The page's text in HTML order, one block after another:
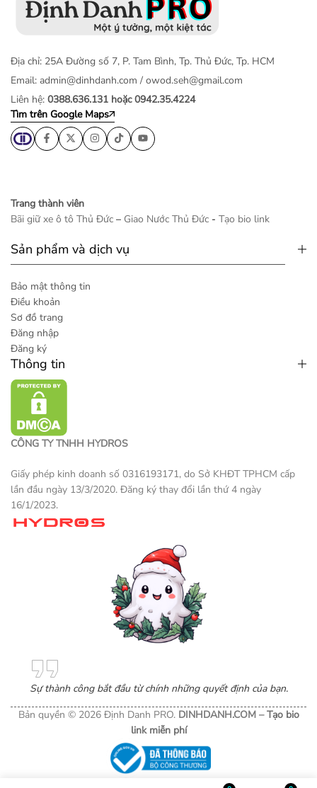
Địa chỉ: 25A Đường số 7, P. Tam Bình, Tp. Thủ Đức, Tp. HCM
Email: admin@dinhdanh.com / owod.seh@gmail.com
Liên hệ: 0388.636.131 hoặc 0942.35.4224
Tìm trên Google Maps
Trang thành viên
Bãi giữ xe ô tô Thủ Đức – Giao Nước Thủ Đức - Tạo bio link
Sản phẩm và dịch vụ
Bảo mật thông tin
Điều khoản
Sơ đồ trang
Đăng nhập
Đăng ký
Thông tin
CÔNG TY TNHH HYDROS
Giấy phép kinh doanh số 0316193171, do Sở KHĐT TPHCM cấp
lần đầu ngày 13/3/2020. Đăng ký thay đổi lần thứ 4 ngày
16/1/2023.
Sự thành công bắt đầu từ chính những quyết định của bạn.
Bản quyền © 2026 Định Danh PRO. DINHDANH.COM –Tạo bio
link miễn phí